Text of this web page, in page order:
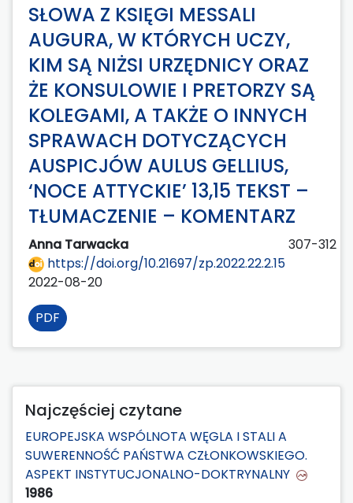
SŁOWA Z KSIĘGI MESSALI
AUGURA, W KTÓRYCH UCZY,
KIM SĄ NIŻSI URZĘDNICY ORAZ
ŻE KONSULOWIE I PRETORZY SĄ
KOLEGAMI, A TAKŻE O INNYCH
SPRAWACH DOTYCZĄCYCH
AUSPICJÓW AULUS GELLIUS,
‘NOCE ATTYCKIE’ 13,15 TEKST –
TŁUMACZENIE – KOMENTARZ
Anna Tarwacka
307-312
https://doi.org/10.21697/zp.2022.22.2.15
2022-08-20
PDF
Najczęściej czytane
EUROPEJSKA WSPÓLNOTA WĘGLA I STALI A
SUWERENNOŚĆ PAŃSTWA CZŁONKOWSKIEGO.
ASPEKT INSTYTUCJONALNO-DOKTRYNALNY
1986